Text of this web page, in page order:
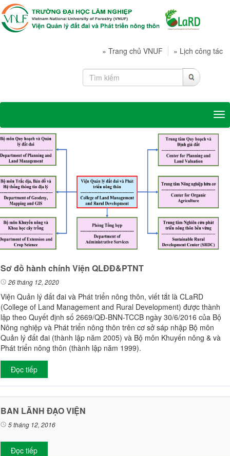
» Trang chủ VNUF » Lịch công tác
Sơ đồ hành chính Viện QLĐĐ&PTNT
26 tháng 12, 2020
Viện Quản lý đất đai và Phát triển nông thôn, viết tắt là CLaRD
(College of Land Management and Rural Development) được thành
lập theo Quyết định số 2669/QĐ-BNN-TCCB ngày 30/6/2016 của Bộ
Nông nghiệp và Phát triển nông thôn trên cơ sở sáp nhập Bộ môn
Quản lý đất đai (thành lập năm 2005) và Bộ môn Khuyến nông & và
Phát triển nông thôn (thành lập năm 1999).
Đọc tiếp
BAN LÃNH ĐẠO VIỆN
5 tháng 12, 2016
Đọc tiếp